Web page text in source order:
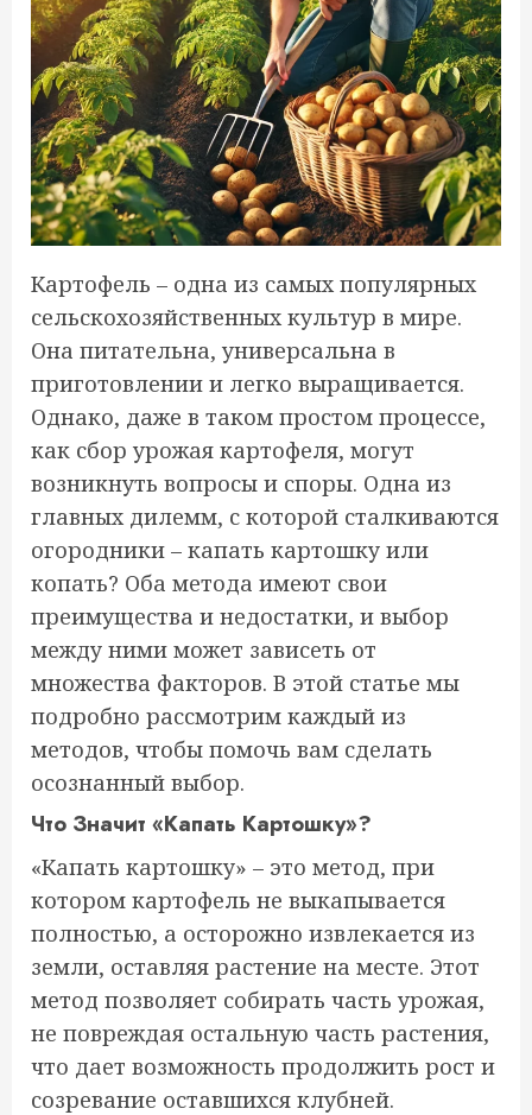
Картофель – одна из самых популярных
сельскохозяйственных культур в мире.
Она питательна, универсальна в
приготовлении и легко выращивается.
Однако, даже в таком простом процессе,
как сбор урожая картофеля, могут
возникнуть вопросы и споры. Одна из
главных дилемм, с которой сталкиваются
огородники – капать картошку или
копать? Оба метода имеют свои
преимущества и недостатки, и выбор
между ними может зависеть от
множества факторов. В этой статье мы
подробно рассмотрим каждый из
методов, чтобы помочь вам сделать
осознанный выбор.
Что Значит «Капать Картошку»?
«Капать картошку» – это метод, при
котором картофель не выкапывается
полностью, а осторожно извлекается из
земли, оставляя растение на месте. Этот
метод позволяет собирать часть урожая,
не повреждая остальную часть растения,
что дает возможность продолжить рост и
созревание оставшихся клубней.